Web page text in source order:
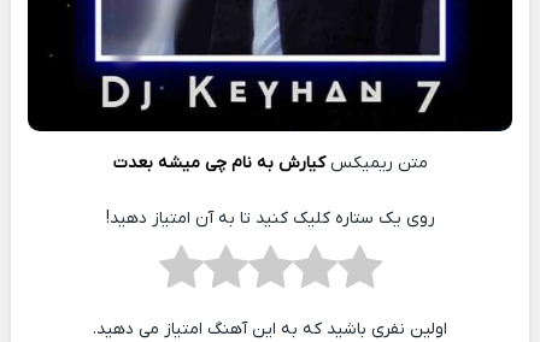
متن ریمیکسکیارش به نام چی میشه بعدت
روی یک ستاره کلیک کنید تا به آن امتیاز دهید!
اولین نفری باشید که به این آهنگ امتیاز می دهید.